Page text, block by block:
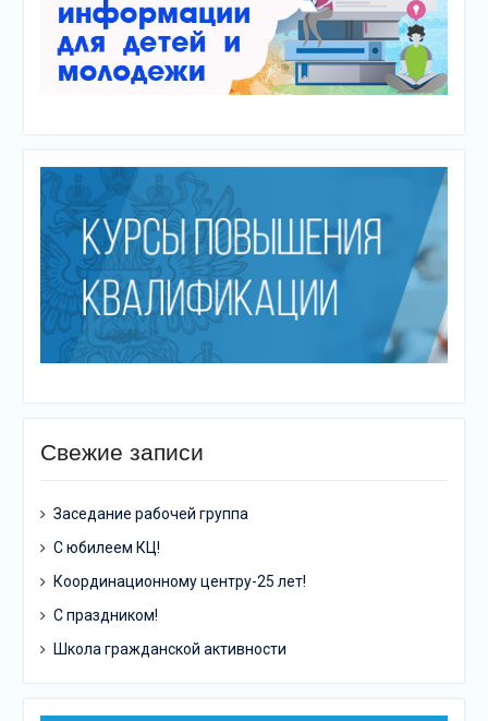
Свежие записи
Заседание рабочей группа
С юбилеем КЦ!
Координационному центру-25 лет!
С праздником!
Школа гражданской активности